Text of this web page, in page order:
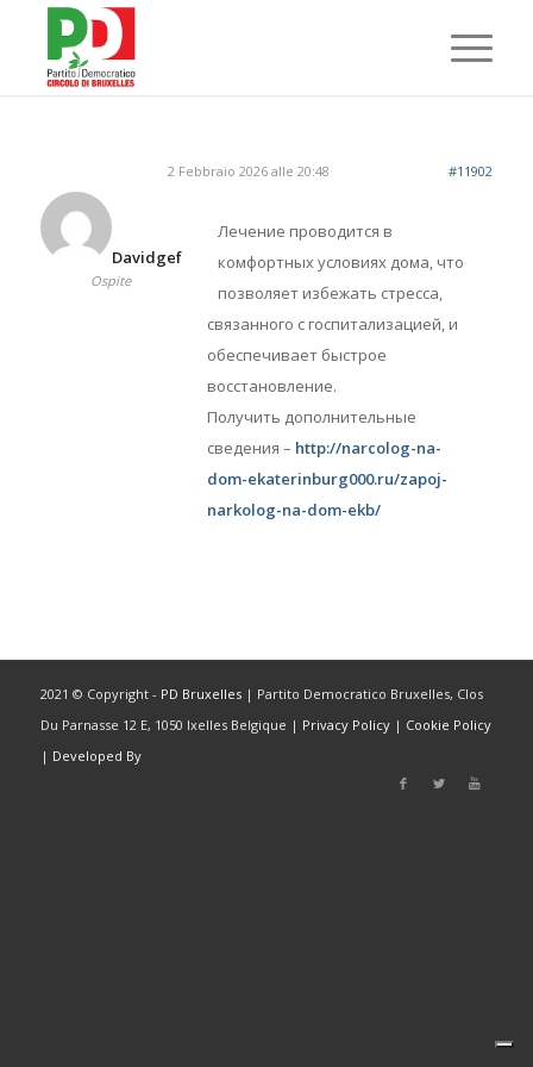
2 Febbraio 2026 alle 20:48 #11902
Davidgef
Ospite
Лечение проводится в
комфортных условиях дома, что
позволяет избежать стресса,
связанного с госпитализацией, и
обеспечивает быстрое
восстановление.
Получить дополнительные
сведения – http://narcolog-na-
dom-ekaterinburg000.ru/zapoj-
narkolog-na-dom-ekb/
2021 © Copyright - PD Bruxelles| Partito Democratico Bruxelles, Clos
Du Parnasse 12 E, 1050 Ixelles Belgique | Privacy Policy| Cookie Policy
| Developed By